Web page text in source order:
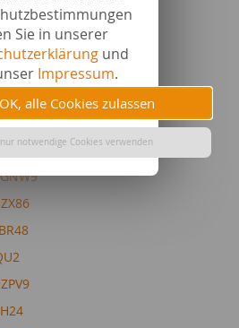
Sie in unserer
und
Impressum.
OK, alle Cookies zulassen
nur notwendige Cookies verwenden
U3FHJSE6
U3BAFGU7